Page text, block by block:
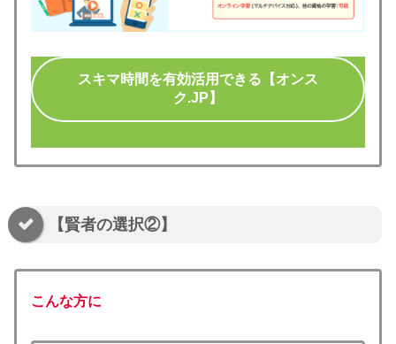
スキマ時間を有効活用できる【オンス
ク.JP】
【賢者の選択②】
こんな方に